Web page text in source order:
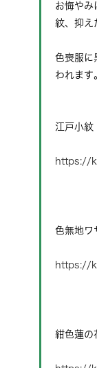
お悔やみ
紋、抑え
色喪服に
われます
江戸小紋
https://
色無地ワ
https://
紺色蓮の